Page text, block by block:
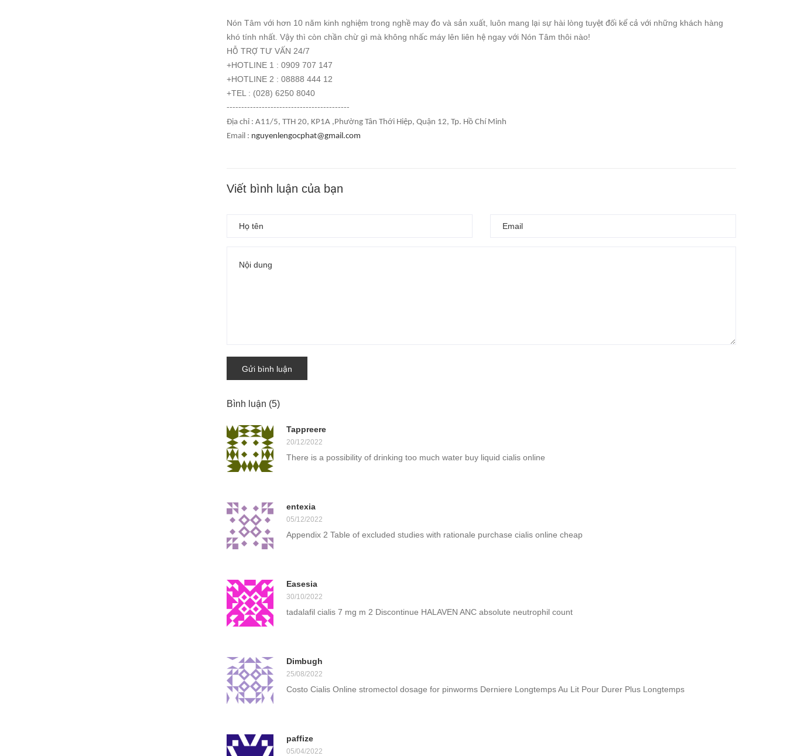
Nón Tâm với hơn 10 năm kinh nghiệm trong nghề may đo và sản xuất, luôn mang lại sự hài lòng tuyệt đối kể cả với những khách hàng
khó tính nhất. Vậy thì còn chần chừ gì mà không nhấc máy lên liên hệ ngay với Nón Tâm thôi nào!
HỖ TRỢ TƯ VẤN 24/7
+HOTLINE 1 : 0909 707 147
+HOTLINE 2 : 08888 444 12
+TEL : (028) 6250 8040
------------------------------------------
Địa chỉ : A11/5, TTH 20, KP1A ,Phường Tân Thới Hiệp, Quận 12, Tp. Hồ Chí Minh
Email : nguyenlengocphat@gmail.com
Viết bình luận của bạn
Gửi bình luận
Bình luận (5)
Tappreere
20/12/2022
There is a possibility of drinking too much water buy liquid cialis online
entexia
05/12/2022
Appendix 2 Table of excluded studies with rationale purchase cialis online cheap
Easesia
30/10/2022
tadalafil cialis 7 mg m 2 Discontinue HALAVEN ANC absolute neutrophil count
Dimbugh
25/08/2022
Costo Cialis Online stromectol dosage for pinworms Derniere Longtemps Au Lit Pour Durer Plus Longtemps
paffize
05/04/2022